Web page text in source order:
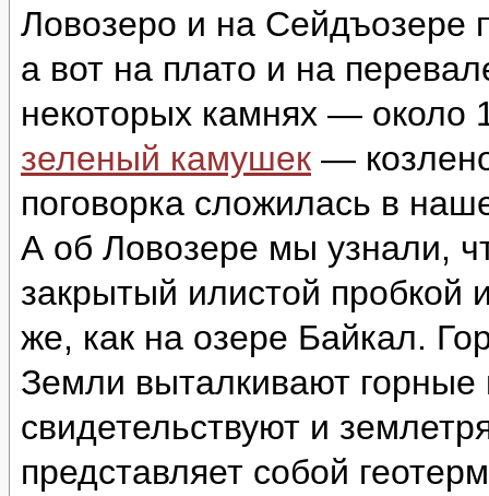
Ловозеро и на Сейдъозере
а вот на плато и на
некоторых камнях — около
зеленый камушек —
поговорка сложилась в
А об Ловозере мы узнали,
закрытый илистой пробкой
же, как на озере Байкал.
Земли выталкивают
свидетельствуют и
представляет собой